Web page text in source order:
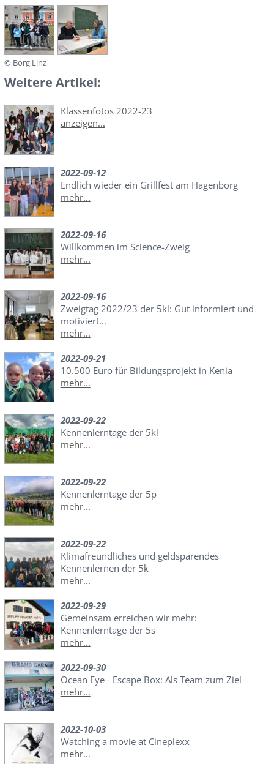
© Borg Linz
Weitere Artikel:
Klassenfotos 2022-23
anzeigen...
2022-09-12
Endlich wieder ein Grillfest am Hagenborg
mehr...
2022-09-16
Willkommen im Science-Zweig
mehr...
2022-09-16
Zweigtag 2022/23 der 5kl: Gut informiert und
motiviert...
mehr...
2022-09-21
10.500 Euro für Bildungsprojekt in Kenia
mehr...
2022-09-22
Kennenlerntage der 5kl
mehr...
2022-09-22
Kennenlerntage der 5p
mehr...
2022-09-22
Klimafreundliches und geldsparendes
Kennenlernen der 5k
mehr...
2022-09-29
Gemeinsam erreichen wir mehr:
Kennenlerntage der 5s
mehr...
2022-09-30
Ocean Eye - Escape Box: Als Team zum Ziel
mehr...
2022-10-03
Watching a movie at Cineplexx
mehr...